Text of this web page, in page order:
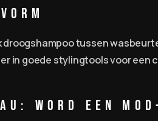
droogshampoo tussen
in goede stylingtools voor een
Word een